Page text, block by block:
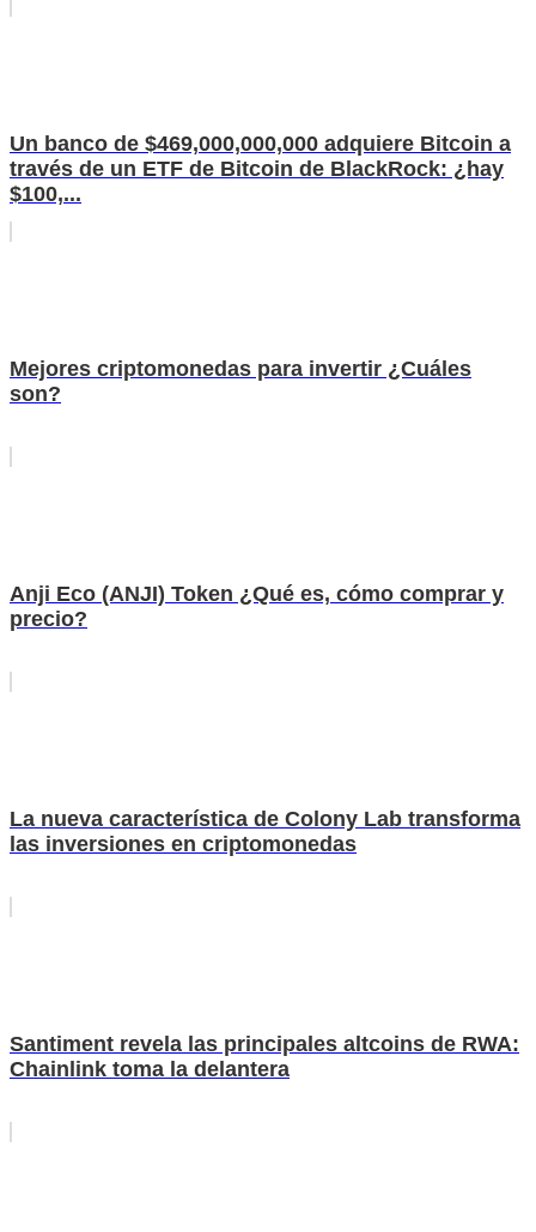
Un banco de $469,000,000,000 adquiere Bitcoin a
través de un ETF de Bitcoin de BlackRock: ¿hay
$100,...
Mejores criptomonedas para invertir ¿Cuáles
son?
Anji Eco (ANJI) Token ¿Qué es, cómo comprar y
precio?
La nueva característica de Colony Lab transforma
las inversiones en criptomonedas
Santiment revela las principales altcoins de RWA:
Chainlink toma la delantera